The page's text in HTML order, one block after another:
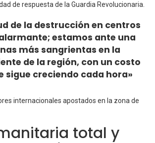
de respuesta de la Guardia Revolucionaria.
de la destrucción en centros
estamos ante una
más sangrientas en la
de la región, con un costo
sigue creciendo cada hora»
internacionales apostados en la zona de
total y